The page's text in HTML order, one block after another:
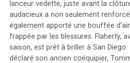
lanceur vedette, juste avant la
audacieux a non seulement
également apporté une bouffée
frappée par les blessures. Flaherty,
saison, est prêt à briller à San Diego.
déclaré son ancien coéquipier,